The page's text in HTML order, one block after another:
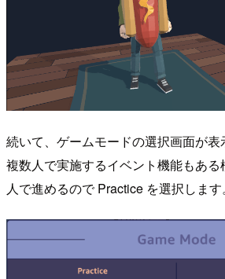
続いて、ゲームモードの選択画面が
複数人で実施するイベント機能もある
人で進めるので Practice を選択します。